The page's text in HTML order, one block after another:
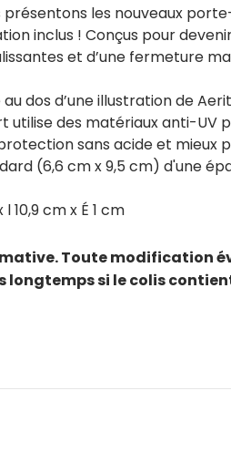
les nouveaux
inclus ! Conçus pour
et d’une fermeture
au dos d’une illustration de
utilise des matériaux anti-
sans acide et
(6,6 cm x 9,5 cm) d'une
l 10,9 cm x É 1 cm
Toute modification
longtemps si le colis